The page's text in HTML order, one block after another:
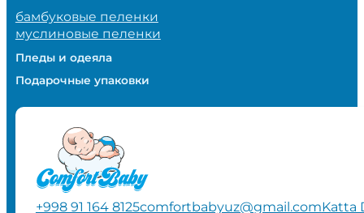
бамбуковые пеленки
муслиновые пеленки
Пледы и одеяла
Подарочные упаковки
+998 91 164 8125comfortbabyuz@gmail.comKatta